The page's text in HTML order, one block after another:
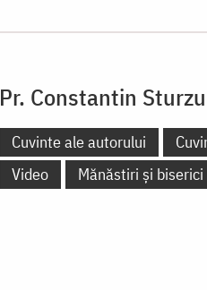
Pr. Constantin Sturzu
Cuvinte ale autorului
Video
Mănăstiri și biserici